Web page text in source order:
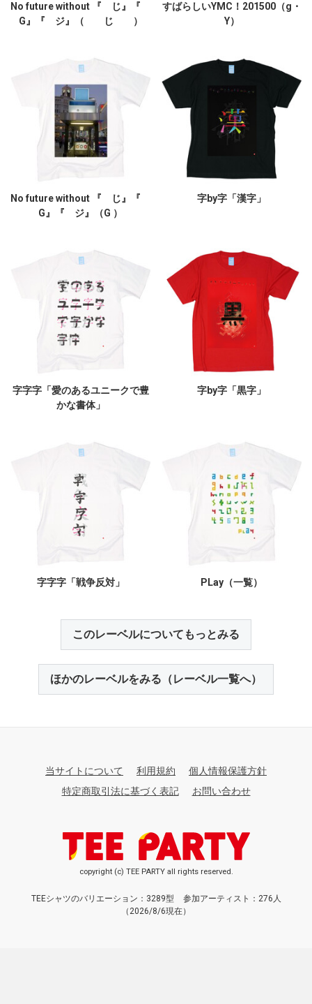
No future without 『 じ』『
G』『 ジ』（ じ ）
すばらしいYMC！201500（g・
Y）
No future without 『 じ』『
G』『 ジ』（G ）
字by字「漢字」
字字字「愛のあるユニークで豊
かな書体」
字by字「黒字」
字字字「戦争反対」 PLay（一覧）
このレーベルについてもっとみる
ほかのレーベルをみる（レーベル一覧へ）
当サイトについて 利用規約
個人情報保護方針
特定商取引法に基づく表記
お問い合わせ
copyright (c) TEE PARTY all rights reserved.
TEEシャツのバリエーション：3289型
参加アーティスト：276人
（2026/8/6現在）